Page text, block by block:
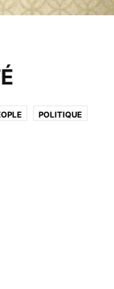
POLITIQUE